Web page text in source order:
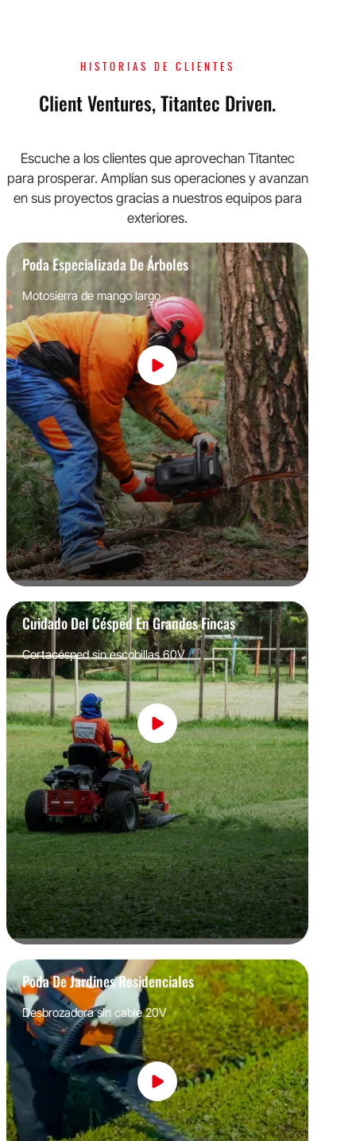
HISTORIAS DE CLIENTES
Client Ventures, Titantec Driven.
Escuche a los clientes que aprovechan Titantec
para prosperar. Amplían sus operaciones y avanzan
en sus proyectos gracias a nuestros equipos para
exteriores.
Poda Especializada De Árboles
Motosierra de mango largo
Cuidado Del Césped En Grandes Fincas
Cortacésped sin escobillas 60V
Poda De Jardines Residenciales
Desbrozadora sin cable 20V